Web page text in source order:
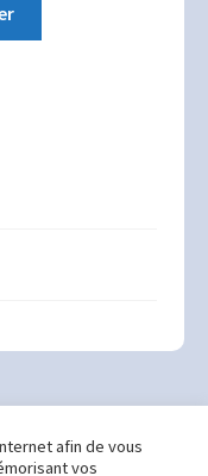
afin de vous
vos